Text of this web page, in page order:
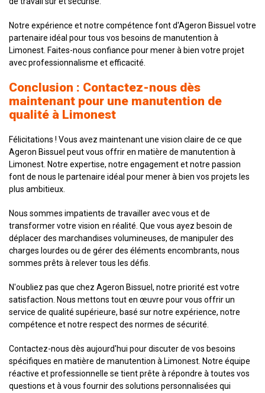
Notre expérience et notre compétence font d'Ageron Bissuel votre
partenaire idéal pour tous vos besoins de manutention à
Limonest. Faites-nous confiance pour mener à bien votre projet
avec professionnalisme et efficacité.
Conclusion : Contactez-nous dès
maintenant pour une manutention de
qualité à Limonest
Félicitations ! Vous avez maintenant une vision claire de ce que
Ageron Bissuel peut vous offrir en matière de manutention à
Limonest. Notre expertise, notre engagement et notre passion
font de nous le partenaire idéal pour mener à bien vos projets les
plus ambitieux.
Nous sommes impatients de travailler avec vous et de
transformer votre vision en réalité. Que vous ayez besoin de
déplacer des marchandises volumineuses, de manipuler des
charges lourdes ou de gérer des éléments encombrants, nous
sommes prêts à relever tous les défis.
N'oubliez pas que chez Ageron Bissuel, notre priorité est votre
satisfaction. Nous mettons tout en œuvre pour vous offrir un
service de qualité supérieure, basé sur notre expérience, notre
compétence et notre respect des normes de sécurité.
Contactez-nous dès aujourd'hui pour discuter de vos besoins
spécifiques en matière de manutention à Limonest. Notre équipe
réactive et professionnelle se tient prête à répondre à toutes vos
questions et à vous fournir des solutions personnalisées qui